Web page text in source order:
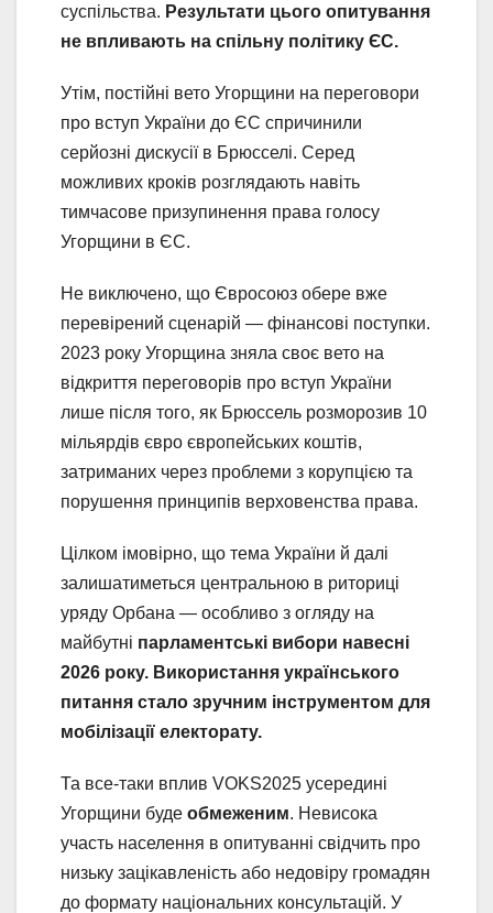
суспільства. Результати цього опитування
не впливають на спільну політику ЄС.
Утім, постійні вето Угорщини на переговори
про вступ України до ЄС спричинили
серйозні дискусії в Брюсселі. Серед
можливих кроків розглядають навіть
тимчасове призупинення права голосу
Угорщини в ЄС.
Не виключено, що Євросоюз обере вже
перевірений сценарій — фінансові поступки.
2023 року Угорщина зняла своє вето на
відкриття переговорів про вступ України
лише після того, як Брюссель розморозив 10
мільярдів євро європейських коштів,
затриманих через проблеми з корупцією та
порушення принципів верховенства права.
Цілком імовірно, що тема України й далі
залишатиметься центральною в риториці
уряду Орбана — особливо з огляду на
майбутні парламентські вибори навесні
2026 року. Використання українського
питання стало зручним інструментом для
мобілізації електорату.
Та все-таки вплив VOKS2025 усередині
Угорщини буде обмеженим. Невисока
участь населення в опитуванні свідчить про
низьку зацікавленість або недовіру громадян
до формату національних консультацій. У